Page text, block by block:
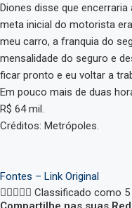
Diones disse que
meta inicial do motorista
meu carro, a franquia do
mensalidade do seguro e
ficar pronto e eu voltar a
Em pouco mais de duas
R$ 64 mil.
Créditos: Metrópoles.
Fontes – Link Original
 Classificado como 5